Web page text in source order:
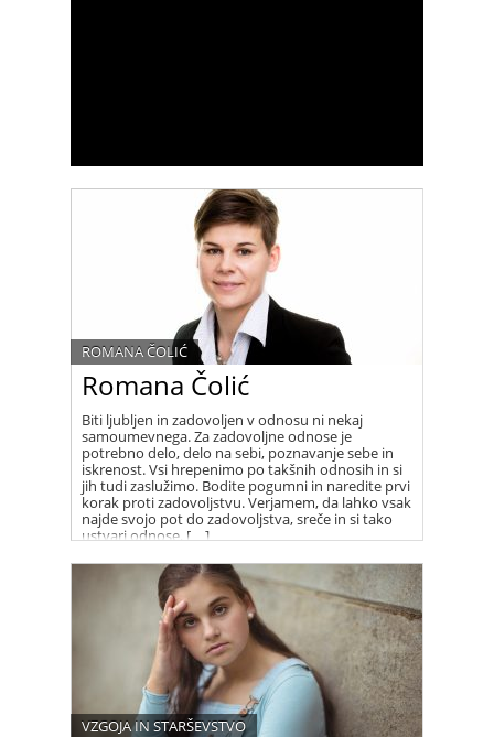
Romana Čolić
ROMANA ČOLIĆ
Biti ljubljen in zadovoljen v odnosu ni nekaj
samoumevnega. Za zadovoljne odnose je
potrebno delo, delo na sebi, poznavanje sebe in
iskrenost. Vsi hrepenimo po takšnih odnosih in si
jih tudi zaslužimo. Bodite pogumni in naredite prvi
korak proti zadovoljstvu. Verjamem, da lahko vsak
najde svojo pot do zadovoljstva, sreče in si tako
ustvari odnose, […]
VZGOJA IN STARŠEVSTVO